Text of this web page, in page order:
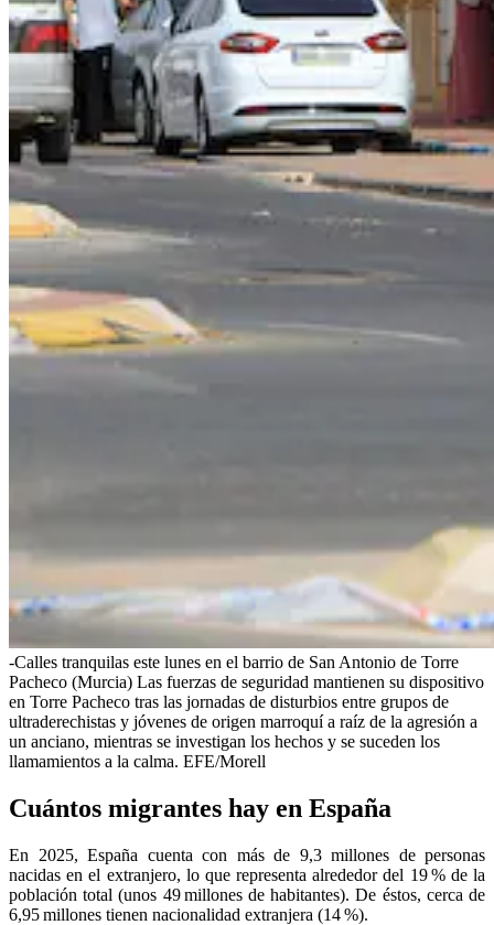
-Calles tranquilas este lunes en el barrio de San Antonio de Torre
Pacheco (Murcia) Las fuerzas de seguridad mantienen su dispositivo
en Torre Pacheco tras las jornadas de disturbios entre grupos de
ultraderechistas y jóvenes de origen marroquí a raíz de la agresión a
un anciano, mientras se investigan los hechos y se suceden los
llamamientos a la calma. EFE/Morell
Cuántos migrantes hay en España
En 2025, España cuenta con más de 9,3 millones de personas
nacidas en el extranjero, lo que representa alrededor del 19 % de la
población total (unos 49 millones de habitantes). De éstos, cerca de
6,95 millones tienen nacionalidad extranjera (14 %).